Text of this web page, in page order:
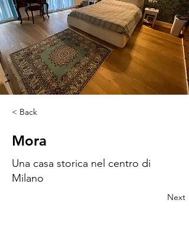
< Back
Mora
Una casa storica nel centro di
Milano
Next